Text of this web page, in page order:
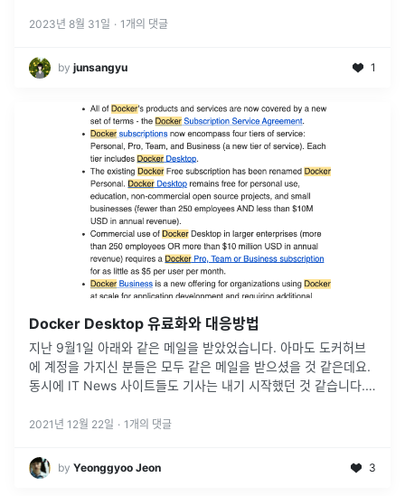
2023년 8월 31일 · 1 개의 댓글
by junsangyu 1
Docker Desktop 유료화와 대응방법
지난 9월1일 아래와 같은 메일을 받았었습니다. 아마도 도커허브
에 계정을 가지신 분들은 모두 같은 메일을 받으셨을 것 같은데요.
동시에 IT News 사이트들도 기사는 내기 시작했던 것 같습니다.
사용...
2021년 12월 22일 · 1 개의 댓글
by Yeonggyoo Jeon 3